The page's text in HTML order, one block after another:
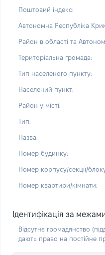
Поштовий індекс:
Автономна Республіка
Район в області та
Територіальна громада:
Тип населеного пункту:
Населений пункт:
Район у місті:
Тип:
Назва:
Номер будинку:
Номер корпусу/секції/
Номер квартири/кімнати:
Ідентифікація за
Відсутнє громадянство
дають право на постійне